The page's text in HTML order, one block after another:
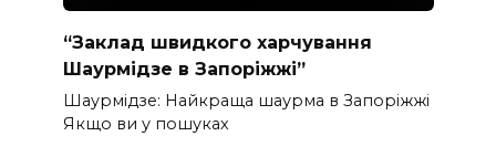
“Заклад швидкого харчування
Шаурмідзе в Запоріжжі”
Шаурмідзе: Найкраща шаурма в Запоріжжі
Якщо ви у пошуках